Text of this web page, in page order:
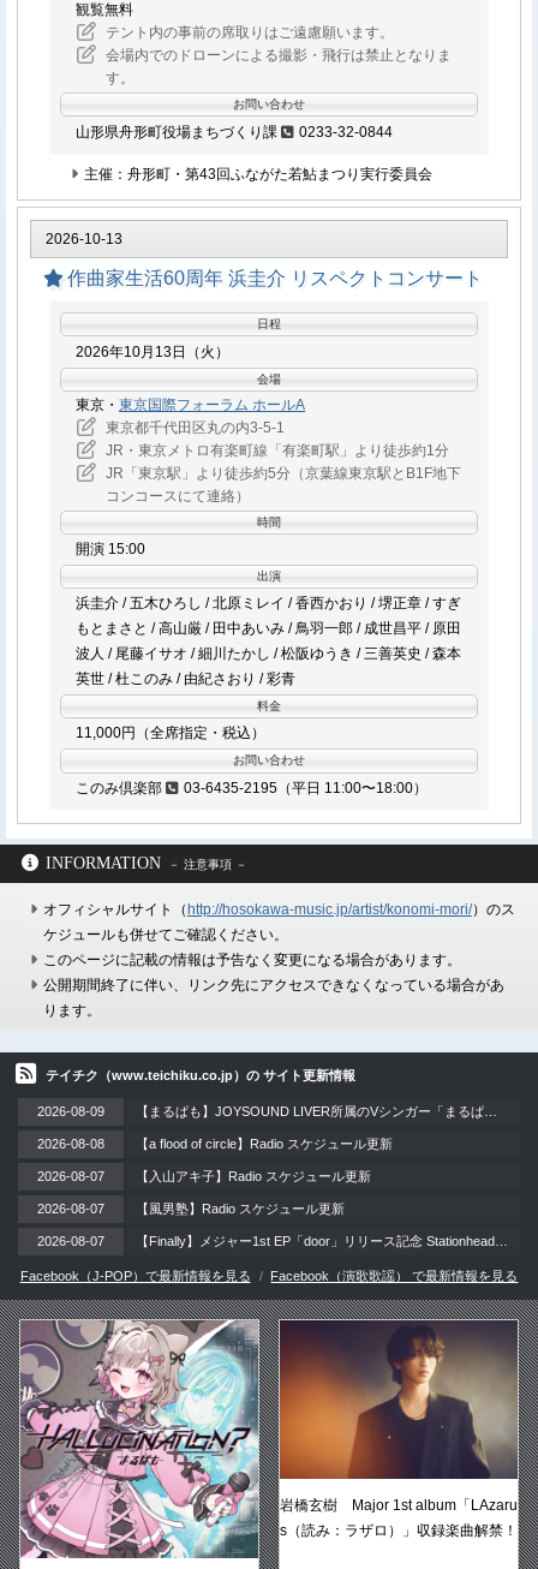
危険物や酒類の持ち込み、および飲酒後、酒気帯びでの参
加は禁止です。
会場までの交通費等はお客様ご自身のご負担となります。
万が一、イベントが中止になった場合も同様です。
各種特典券の再発行は、紛失・盗難等いかなる理由があろ
うともいたしませんのでご注意ください。
会場内・外で発生した事故・盗難等には主催者・会場・出
理してください。
本イベントの安全な運営の為、イベントに参加するにふさ
わしくないと主催者側が判断した場合、特定のお客様にご
参加をお断りする場合がございます。あらかじめご了承く
ださい。
お問い合わせ先
テイチクエンタテインメント お問い合わせメールフォーム
https://www.teichiku.co.jp/inquiry/
返信は平日のみのご対応となります。イベント実施直
前のお問い合わせにはお答え出来ない場合がございま
すので、予めご了承ください。
観覧無料
テント内の事前の席取りはご遠慮願います。
会場内でのドローンによる撮影・飛行は禁止となりま
す。
お問い合わせ
山形県舟形町役場まちづくり課 0233-32-0844
主催：舟形町・第43回ふながた若鮎まつり実行委員会
2026-10-13
作曲家生活60周年 浜圭介 リスペクトコンサート
日程
2026年10月13日（火）
会場
東京・東京国際フォーラム ホールA
東京都千代田区丸の内3-5-1
JR・東京メトロ有楽町線「有楽町駅」より徒歩約1分
JR「東京駅」より徒歩約5分（京葉線東京駅とB1F地下
コンコースにて連絡）
時間
開演 15:00
出演
浜圭介 / 五木ひろし / 北原ミレイ / 香西かおり / 堺正章 / すぎ
もとまさと / 高山厳 / 田中あいみ / 鳥羽一郎 / 成世昌平 / 原田
波人 / 尾藤イサオ / 細川たかし / 松阪ゆうき / 三善英史 / 森本
英世 / 杜このみ / 由紀さおり / 彩青
料金
11,000円（全席指定・税込）
お問い合わせ
このみ倶楽部 03-6435-2195（平日 11:00〜18:00）
INFORMATION
オフィシャルサイト（http://hosokawa-music.jp/artist/konomi-mori/）のス
ケジュールも併せてご確認ください。
このページに記載の情報は予告なく変更になる場合があります。
公開期間終了に伴い、リンク先にアクセスできなくなっている場合があ
ります。
テイチク（www.teichiku.co.jp）の サイト更新情報
2026-08-09
2026-08-08 【a flood of circle】Radio スケジュール更新
2026-08-07 【入山アキ子】Radio スケジュール更新
2026-08-07 【風男塾】Radio スケジュール更新
2026-08-07
Facebook（J-POP）で最新情報を見る Facebook（演歌歌謡） で最新情報を見る
岩橋玄樹 Major 1st album「LAzaru
s（読み：ラザロ）」収録楽曲解禁！